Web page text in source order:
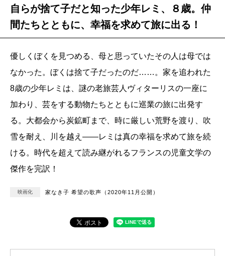
自らが捨て子だと知った少年レミ、８歳。仲
間たちとともに、幸福を求めて旅に出る！
優しくぼくを見つめる、母と思っていたその人は母では
なかった。ぼくは捨て子だったのだ……。家を追われた
8歳の少年レミは、謎の老旅芸人ヴィターリスの一座に
加わり、芸をする動物たちとともに巡業の旅に出発す
る。大都会から炭鉱町まで、時に厳しい荒野を渡り、吹
雪を耐え、川を越え――レミは真の幸福を求めて旅を続
ける。時代を超えて読み継がれるフランスの児童文学の
傑作を完訳！
映画化 家なき子 希望の歌声（2020年11月公開）